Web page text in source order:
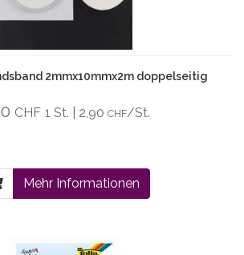
2mmx10mmx2m doppelseitig
CHF 1 St. | 2,90 CHF/St.
Mehr Informationen